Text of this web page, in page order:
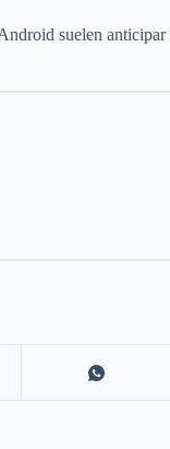
suelen anticipar